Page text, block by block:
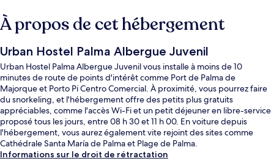
À propos de cet hébergement
Urban Hostel Palma Albergue Juvenil
Urban Hostel Palma Albergue Juvenil vous installe à moins de 10
minutes de route de points d'intérêt comme Port de Palma de
Majorque et Porto Pi Centro Comercial. À proximité, vous pourrez faire
du snorkeling, et l'hébergement offre des petits plus gratuits
appréciables, comme l'accès Wi-Fi et un petit déjeuner en libre-service
proposé tous les jours, entre 08 h 30 et 11 h 00. En voiture depuis
l'hébergement, vous aurez également vite rejoint des sites comme
Cathédrale Santa María de Palma et Plage de Palma.
Informations sur le droit de rétractation